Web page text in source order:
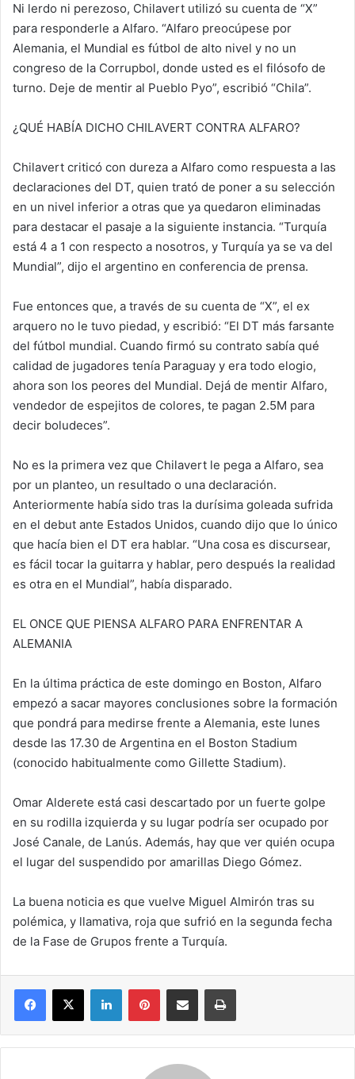
Ni lerdo ni perezoso, Chilavert utilizó su cuenta de “X”
para responderle a Alfaro. “Alfaro preocúpese por
Alemania, el Mundial es fútbol de alto nivel y no un
congreso de la Corrupbol, donde usted es el filósofo de
turno. Deje de mentir al Pueblo Pyo”, escribió “Chila”.
¿QUÉ HABÍA DICHO CHILAVERT CONTRA ALFARO?
Chilavert criticó con dureza a Alfaro como respuesta a las
declaraciones del DT, quien trató de poner a su selección
en un nivel inferior a otras que ya quedaron eliminadas
para destacar el pasaje a la siguiente instancia. “Turquía
está 4 a 1 con respecto a nosotros, y Turquía ya se va del
Mundial”, dijo el argentino en conferencia de prensa.
Fue entonces que, a través de su cuenta de “X”, el ex
arquero no le tuvo piedad, y escribió: “El DT más farsante
del fútbol mundial. Cuando firmó su contrato sabía qué
calidad de jugadores tenía Paraguay y era todo elogio,
ahora son los peores del Mundial. Dejá de mentir Alfaro,
vendedor de espejitos de colores, te pagan 2.5M para
decir boludeces”.
No es la primera vez que Chilavert le pega a Alfaro, sea
por un planteo, un resultado o una declaración.
Anteriormente había sido tras la durísima goleada sufrida
en el debut ante Estados Unidos, cuando dijo que lo único
que hacía bien el DT era hablar. “Una cosa es discursear,
es fácil tocar la guitarra y hablar, pero después la realidad
es otra en el Mundial”, había disparado.
EL ONCE QUE PIENSA ALFARO PARA ENFRENTAR A
ALEMANIA
En la última práctica de este domingo en Boston, Alfaro
empezó a sacar mayores conclusiones sobre la formación
que pondrá para medirse frente a Alemania, este lunes
desde las 17.30 de Argentina en el Boston Stadium
(conocido habitualmente como Gillette Stadium).
Omar Alderete está casi descartado por un fuerte golpe
en su rodilla izquierda y su lugar podría ser ocupado por
José Canale, de Lanús. Además, hay que ver quién ocupa
el lugar del suspendido por amarillas Diego Gómez.
La buena noticia es que vuelve Miguel Almirón tras su
polémica, y llamativa, roja que sufrió en la segunda fecha
de la Fase de Grupos frente a Turquía.
Facebook
X LinkedInPinterestCompartir por correo electrónicoImprimir